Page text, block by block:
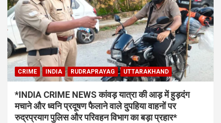
CRIME INDIA RUDRAPRAYAG UTTARAKHAND
*INDIA CRIME NEWS कांवड़ यात्रा की आड़ में हुड़दंग
मचाने और ध्वनि प्रदूषण फैलाने वाले दुपहिया वाहनों पर
रुद्रप्रयाग पुलिस और परिवहन विभाग का बड़ा प्रहार*